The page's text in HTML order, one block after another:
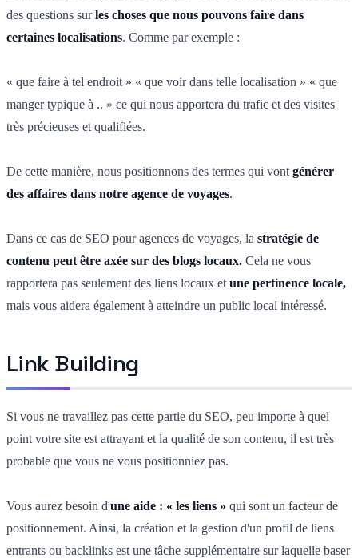
des questions surles choses que nous pouvons faire dans
certaines localisations. Comme par exemple :
« que faire à tel endroit » « que voir dans telle localisation » « que
manger typique à .. » ce qui nous apportera du trafic et des visites
très précieuses et qualifiées.
De cette manière, nous positionnons des termes qui vont générer
des affaires dans notre agence de voyages.
Dans ce cas de SEO pour agences de voyages, la stratégie de
contenu peut être axée sur des blogs locaux. Cela ne vous
rapportera pas seulement des liens locaux et une pertinence locale,
mais vous aidera également à atteindre un public local intéressé.
Link Building
Si vous ne travaillez pas cette partie du SEO, peu importe à quel
point votre site est attrayant et la qualité de son contenu, il est très
probable que vous ne vous positionniez pas.
Vous aurez besoin d'une aide : « les liens » qui sont un facteur de
positionnement. Ainsi, la création et la gestion d'un profil de liens
entrants ou backlinks est une tâche supplémentaire sur laquelle baser